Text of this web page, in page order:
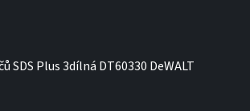
SDS Plus 3dílná DT60330 DeWALT